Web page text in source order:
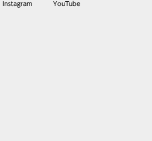
Instagram YouTube